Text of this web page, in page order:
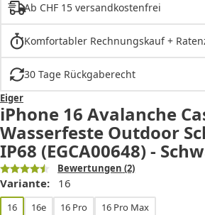
Ab CHF 15 versandkostenfrei
Komfortabler Rechnungskauf +
30 Tage Rückgaberecht
Eiger
iPhone 16 Avalanche
Wasserfeste Outdoor
IP68 (EGCA00648) -
Bewertungen (2)
Variante: 16
16 16e 16 Pro 16 Pro Max